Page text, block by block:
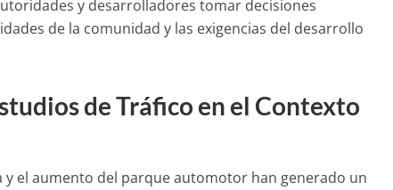
y desarrolladores tomar decisiones
de la comunidad y las exigencias del desarrollo
de Tráfico en el Contexto
y el aumento del parque automotor han generado un